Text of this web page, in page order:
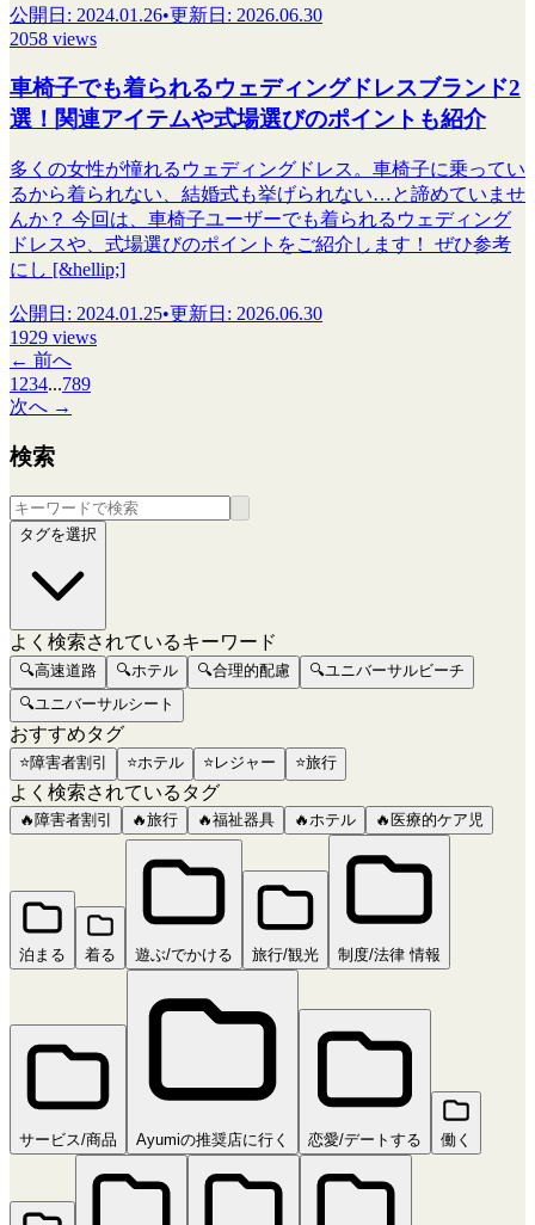
公開日 : 2024.01.26•更新日 : 2026.06.30
2058 views
車椅子でも着られるウェディングドレスブランド2
選！関連アイテムや式場選びのポイントも紹介
多くの女性が憧れるウェディングドレス。車椅子に乗ってい
るから着られない、結婚式も挙げられない…と諦めていませ
んか？ 今回は、車椅子ユーザーでも着られるウェディング
ドレスや、式場選びのポイントをご紹介します！ ぜひ参考
にし [&hellip;]
公開日 : 2024.01.25•更新日 : 2026.06.30
1929 views
← 前へ
1 234...789
次へ →
検索
タグを選択
よく検索されているキーワード
🔍高速道路 🔍ホテル 🔍合理的配慮 🔍ユニバーサルビーチ
🔍ユニバーサルシート
おすすめタグ
⭐障害者割引 ⭐ホテル ⭐レジャー ⭐旅行
よく検索されているタグ
🔥 障害者割引 🔥旅行 🔥福祉器具 🔥ホテル 🔥 医療的ケア児
泊まる 着る 遊ぶ/でかける 旅行/観光 制度/法律 情報
サービス/商品 Ayumiの推奨店に行く 恋愛/デートする 働く